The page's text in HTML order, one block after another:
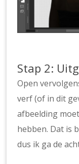
Stap 2:
Open
verf (of in dit
afbeelding
hebben. Dat is
dus ik ga de